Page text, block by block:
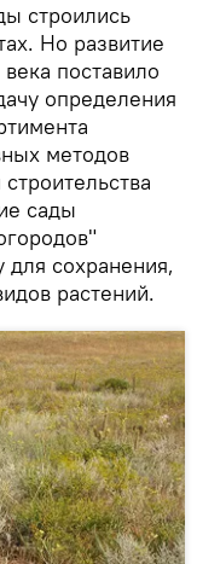
строились
Но развитие
поставило
определения
методов
сады
сохранения,
растений.